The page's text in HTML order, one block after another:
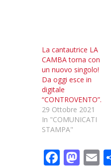
La cantautrice LA
CAMBA torna con
un nuovo singolo!
Da oggi esce in
digitale
“CONTROVENTO”.
29 Ottobre 2021
In "COMUNICATI
STAMPA"
F M E